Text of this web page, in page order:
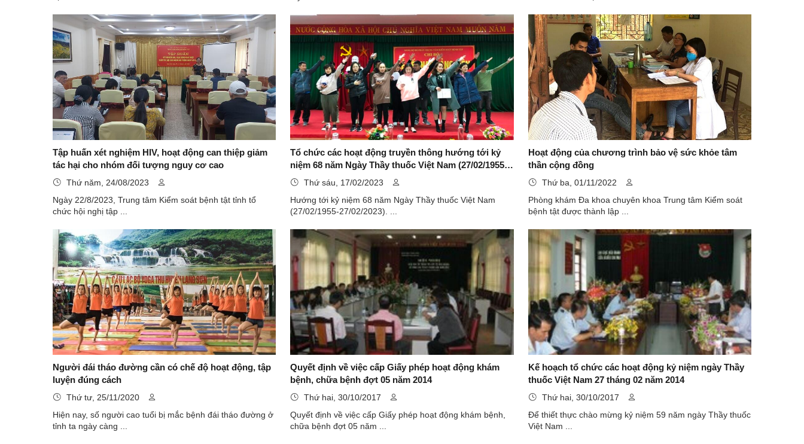
Tập huấn xét nghiệm HIV, hoạt động can thiệp giảm
tác hại cho nhóm đối tượng nguy cơ cao
Thứ năm, 24/08/2023
Ngày 22/8/2023, Trung tâm Kiểm soát bệnh tật tỉnh tổ
chức hội nghị tập ...
Tổ chức các hoạt động truyền thông hướng tới kỷ
niệm 68 năm Ngày Thầy thuốc Việt Nam (27/02/1955 -
27/02/2023)
Thứ sáu, 17/02/2023
Hướng tới kỷ niệm 68 năm Ngày Thầy thuốc Việt Nam
(27/02/1955-27/02/2023). ...
Hoạt động của chương trình bảo vệ sức khỏe tâm
thần cộng đồng
Thứ ba, 01/11/2022
Phòng khám Đa khoa chuyên khoa Trung tâm Kiểm soát
bệnh tật được thành lập ...
Người đái tháo đường cần có chế độ hoạt động, tập
luyện đúng cách
Thứ tư, 25/11/2020
Hiện nay, số người cao tuổi bị mắc bệnh đái tháo đường ở
tỉnh ta ngày càng ...
Quyết định về việc cấp Giấy phép hoạt động khám
bệnh, chữa bệnh đợt 05 năm 2014
Thứ hai, 30/10/2017
Quyết định về việc cấp Giấy phép hoạt động khám bệnh,
chữa bệnh đợt 05 năm ...
Kế hoạch tổ chức các hoạt động kỷ niệm ngày Thầy
thuốc Việt Nam 27 tháng 02 năm 2014
Thứ hai, 30/10/2017
Để thiết thực chào mừng kỷ niệm 59 năm ngày Thầy thuốc
Việt Nam ...